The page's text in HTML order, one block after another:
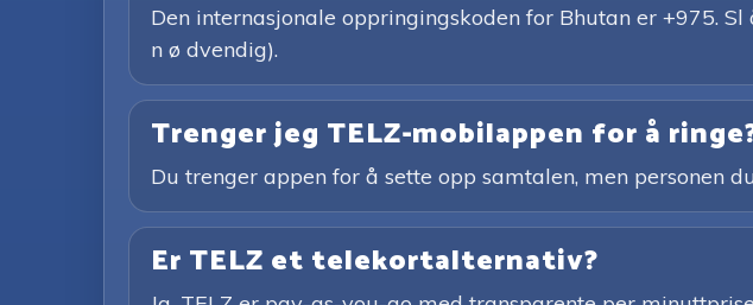
Den internasjonale oppringingskoden for Bhutan er +975.
n ø dvendig).
Trenger jeg TELZ-mobilappen for å
Du trenger appen for å sette opp samtalen, men personen
Er TELZ et telekortalternativ?